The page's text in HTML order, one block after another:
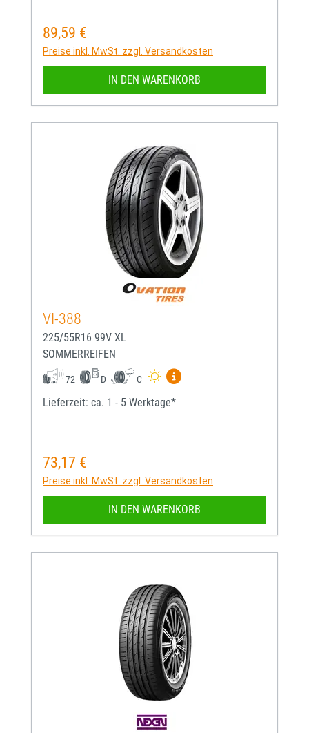
Regulärer Preis:
89,59 €
Preise inkl. MwSt. zzgl. Versandkosten
IN DEN WARENKORB
VI-388
225/55R16 99V XL
SOMMERREIFEN
72 D C
Mehr Informationen zum
Lieferzeit: ca. 1 - 5 Werktage*
Regulärer Preis:
73,17 €
Preise inkl. MwSt. zzgl. Versandkosten
IN DEN WARENKORB